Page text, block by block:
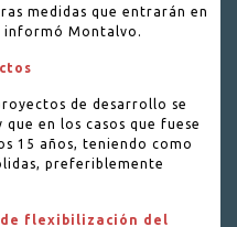
medidas que entrarán en
informó Montalvo.
de desarrollo se
en los casos que fuese
15 años, teniendo como
preferiblemente
de flexibilización del